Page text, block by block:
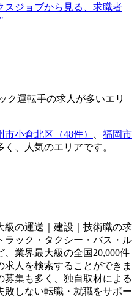
スジョブから見る、求職者
ク運転手の求人が多いエリ
市小倉北区（48件）
福岡市
、人気のエリアです。
級の運送｜建設｜技術職の求
ラック・タクシー・バス・ル
業界最大級の全国20,000件
人を検索することができま
集も多く、独自取材による
しない転職・就職をサポー